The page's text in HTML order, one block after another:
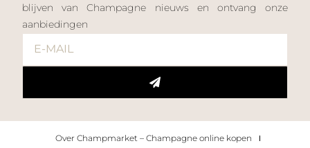
blijven van Champagne nieuws en ontvang onze
aanbiedingen
Over Champmarket – Champagne online kopen